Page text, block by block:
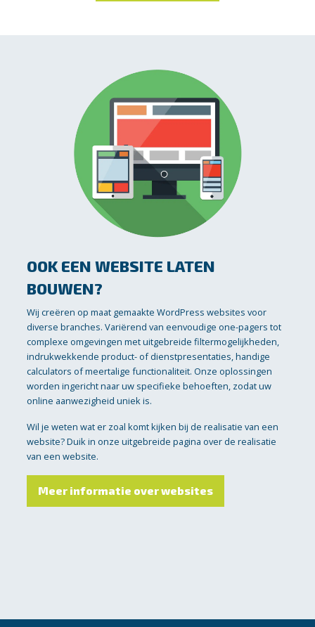
OOK EEN WEBSITE LATEN
BOUWEN?
Wij creëren op maat gemaakte WordPress websites voor
diverse branches. Variërend van eenvoudige one-pagers tot
complexe omgevingen met uitgebreide filtermogelijkheden,
indrukwekkende product- of dienstpresentaties, handige
calculators of meertalige functionaliteit. Onze oplossingen
worden ingericht naar uw specifieke behoeften, zodat uw
online aanwezigheid uniek is.
Wil je weten wat er zoal komt kijken bij de realisatie van een
website? Duik in onze uitgebreide pagina over de realisatie
van een website.
Meer informatie over websites